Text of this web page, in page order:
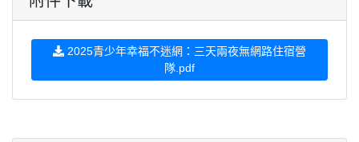
2025青少年幸福不迷網：三天兩夜無網路住宿營
隊.pdf